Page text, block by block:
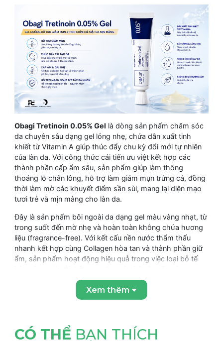
Obagi Tretinoin 0.05% Gel là dòng sản phẩm chăm sóc
da chuyên sâu dạng gel lỏng nhẹ, chứa dẫn xuất tinh
khiết từ Vitamin A giúp thúc đẩy chu kỳ đổi mới tự nhiên
của làn da. Với công thức cải tiến ưu việt kết hợp các
thành phần cấp ẩm sâu, sản phẩm giúp làm thông
thoáng lỗ chân lông, hỗ trợ làm giảm mụn trứng cá, đồng
thời làm mờ các khuyết điểm sần sùi, mang lại diện mạo
tươi trẻ và mịn màng cho làn da.
Đây là sản phẩm bôi ngoài da dạng gel màu vàng nhạt, từ
trong suốt đến mờ nhẹ và hoàn toàn không chứa hương
liệu (fragrance-free). Với kết cấu nền nước thẩm thấu
nhanh kết hợp cùng Collagen hòa tan và thành phần giữ
ẩm, sản phẩm hoạt động hiệu quả trong việc loại bỏ tế
nguyên nhân chính gây ra các loại mụn, đồng thời hạn
chế tối đa cảm giác khô căng so với dạng kem thông
ƯU ĐIỂM NỔI BẬT
Xem thêm
CÓ THỂ BẠN THÍCH